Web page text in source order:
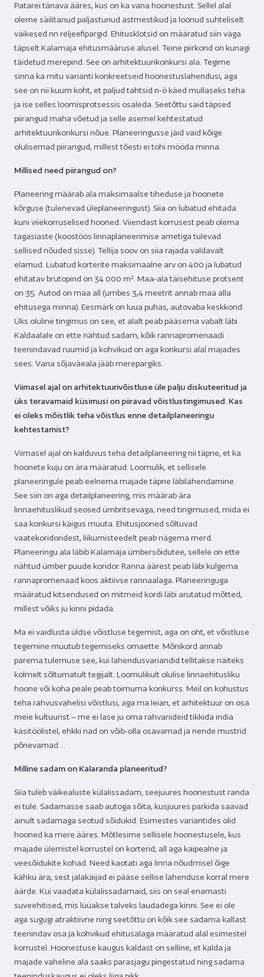
Patarei tänava ääres, kus on ka vana hoonestust. Sellel alal
oleme säilitanud paljastunud astmestikud ja loonud suhteliselt
väikesed nn reljeefipargid. Ehitusklotsid on määratud siin väga
täpselt Kalamaja ehitusmääruse alusel. Teine piirkond on kunagi
täidetud merepind. See on arhitektuurikonkursi ala. Tegime
sinna ka mitu varianti konkreetseid hoonestuslahendusi, aga
see on nii kuum koht, et paljud tahtsid n-ö käed mullaseks teha
ja ise selles loomisprotsessis osaleda. Seetõttu said täpsed
piirangud maha võetud ja selle asemel kehtestatud
arhitektuurikonkursi nõue. Planeeringusse jäid vaid kõige
olulisemad piirangud, millest tõesti ei tohi mööda minna.
Millised need piirangud on?
Planeering määrab ala maksimaalse tiheduse ja hoonete
kõrguse (tulenevad üleplaneeringust). Siia on lubatud ehitada
kuni viiekorruselised hooned. Viiendast korrusest peab olema
tagasiaste (koostöös linnaplaneerimise ametiga tulevad
sellised nõuded sisse). Tellija soov on siia rajada valdavalt
elamud. Lubatud korterite maksimaalne arv on 400 ja lubatud
ehitatav brutopind on 34 000 m². Maa-ala täisehituse protsent
on 35. Autod on maa all (umbes 3,4 meetrit annab maa alla
ehitusega minna). Eesmärk on luua puhas, autovaba keskkond.
Üks oluline tingimus on see, et alalt peab pääsema vabalt läbi.
Kaldaalale on ette nähtud sadam, kõik rannapromenaadi
teenindavad ruumid ja kohvikud on aga konkursi alal majades
sees. Vana sõjaväeala jääb merepargiks.
Viimasel ajal on arhitektuurivõistluse üle palju diskuteeritud ja
üks teravamaid küsimusi on piiravad võistlustingimused. Kas
ei oleks mõistlik teha võistlus enne detailplaneeringu
kehtestamist?
Viimasel ajal on kalduvus teha detailplaneering nii täpne, et ka
hoonete kuju on ära määratud. Loomulik, et sellisele
planeeringule peab eelnema majade täpne läbilahendamine.
See siin on aga detailplaneering, mis määrab ära
linnaehituslikud seosed ümbritsevaga, need tingimused, mida ei
saa konkursi käigus muuta. Ehitusjooned sõltuvad
vaatekoridoridest, liikumisteedelt peab nägema merd.
Planeeringu ala läbib Kalamaja ümbersõidutee, sellele on ette
nähtud ümber puude koridor. Ranna äärest peab läbi kulgema
rannapromenaad koos aktiivse rannaalaga. Planeeringuga
määratud kitsendused on mitmeid kordi läbi arutatud mõtted,
millest võiks ju kinni pidada.
Ma ei vaidlusta üldse võistluse tegemist, aga on oht, et võistluse
tegemine muutub tegemiseks omaette. Mõnikord annab
parema tulemuse see, kui lahendusvariandid tellitakse näiteks
kolmelt sõltumatult tegijalt. Loomulikult olulise linnaehitusliku
hoone või koha peale peab toimuma konkurss. Meil on kohustus
teha rahvusvahelisi võistlusi, aga ma leian, et arhitektuur on osa
meie kultuurist – me ei lase ju oma rahvariideid tikkida india
käsitöölistel, ehkki nad on võib-olla osavamad ja nende mustrid
põnevamad …
Milline sadam on Kalaranda planeeritud?
Siia tuleb väikealuste külalissadam, seejuures hoonestust randa
ei tule. Sadamasse saab autoga sõita, kusjuures parkida saavad
ainult sadamaga seotud sõidukid. Esimestes variantides olid
hooned ka mere ääres. Mõtlesime sellisele hoonestusele, kus
majade ülemistel korrustel on korterid, all aga kaipealne ja
veesõidukite kohad. Need kaotati aga linna nõudmisel õige
kähku ära, sest jalakäijad ei pääse sellise lahenduse korral mere
äärde. Kui vaadata külalissadamaid, siis on seal enamasti
suveehitised, mis lüüakse talveks laudadega kinni. See ei ole
aga sugugi atraktiivne ning seetõttu on kõik see sadama kallast
teenindav osa ja kohvikud ehitusalaga määratud alal esimestel
korrustel. Hoonestuse kaugus kaldast on selline, et kalda ja
majade vaheline ala saaks parasjagu pingestatud ning sadama